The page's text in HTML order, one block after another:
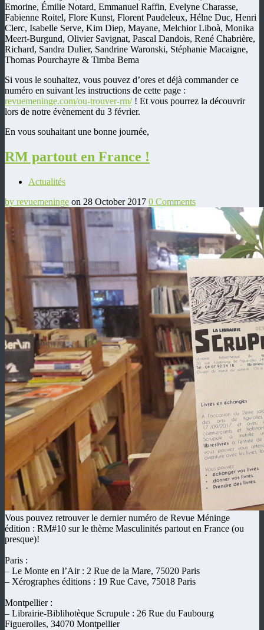
Emorine, Émilie Notard, Emmanuel Raffin, Evelyne Charasse,
Fabienne Roitel, Flore Kunst, Florent Paudeleux, Hélne Duc, Henri
Clerc, Isabelle Serve, Kim Diep, Mayane, Melchior Liboà, Monika
Meert-Burgund, Olivier Savignat, Pascal Dandois, René Chabrière,
Richard, Sandra Dulier, Sandrine Waronski, Stéphanie Macaigne,
Thomas Pourchayre & Timba Bema
Si vous le souhaitez, vous pouvez d’ores et déjà commander ce
numéro en suivant les instructions de cette page :
revuemeninge.com/ou-trouver-rm/! Et vous pourrez la découvrir
lors de notre évènement du 3 février.
En vous souhaitant une bonne journée,
RM partout en France !
Actualités
by revuemeninge on 28 October 2017 0 Comments
Vous pouvez retrouver le dernier numéro de Revue Méninge
édition : RM#10 sur le thème Masculinités partout en France (ou
presque)!
Paris :
– Le Monte en l’Air : 2 Rue de la Mare, 75020 Paris
– Xérographes éditions : 19 Rue Cave, 75018 Paris
Montpellier :
– Librairie-Biblihotèque Scrupule : 26 Rue du Faubourg
Figuerolles, 34070 Montpellier